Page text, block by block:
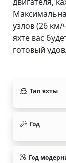
узлов (26
яхте вас
готовый
Тип яхты
Год
Год